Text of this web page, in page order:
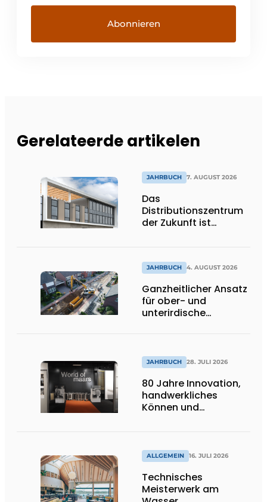
Gerelateerde artikelen
JAHRBUCH 7. AUGUST 2026
Das
Distributionszentrum
der Zukunft ist
lässt Tageslicht tief
ins Innere strömen
JAHRBUCH 4. AUGUST 2026
Ganzheitlicher Ansatz
für ober- und
unterirdische
JAHRBUCH 28. JULI 2026
80 Jahre Innovation,
handwerkliches
Können und
ALLGEMEIN 16. JULI 2026
Technisches
Meisterwerk am